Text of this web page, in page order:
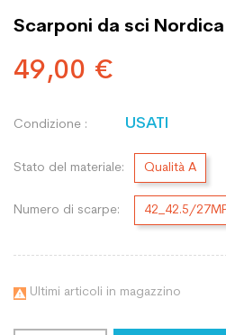
Scarponi da sci
49,00 €
Condizione : USATI
Stato del materiale: Qualità A
Numero di scarpe: 42_42.5/
 Ultimi articoli in magazzino